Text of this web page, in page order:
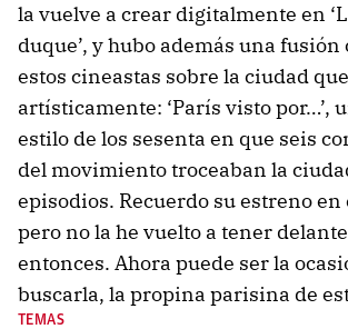
la vuelve a crear digitalmente en
duque’, y hubo además una fusión
estos cineastas sobre la ciudad
artísticamente: ‘París visto por…’,
estilo de los sesenta en que seis
del movimiento troceaban la
episodios. Recuerdo su estreno en
pero no la he vuelto a tener
entonces. Ahora puede ser la
buscarla, la propina parisina de
TEMAS